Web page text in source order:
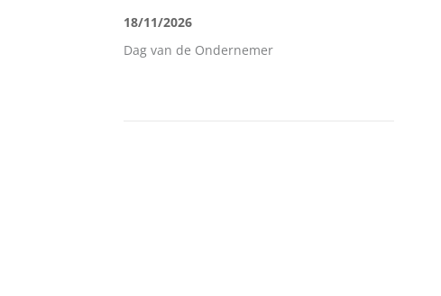
18/11/2026
Dag van de Ondernemer